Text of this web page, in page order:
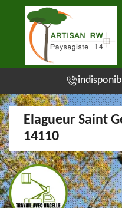
Elagueur Saint
14110